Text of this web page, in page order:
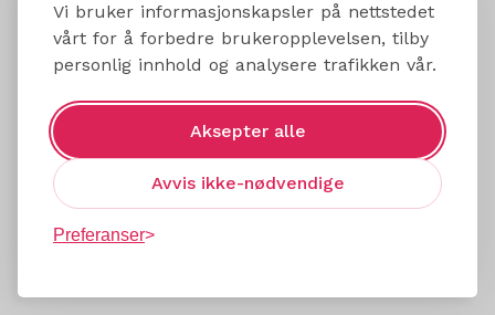
Vi bruker informasjonskapsler på nettstedet
vårt for å forbedre brukeropplevelsen, tilby
personlig innhold og analysere trafikken vår.
Aksepter alle
Avvis ikke-nødvendige
Preferanser